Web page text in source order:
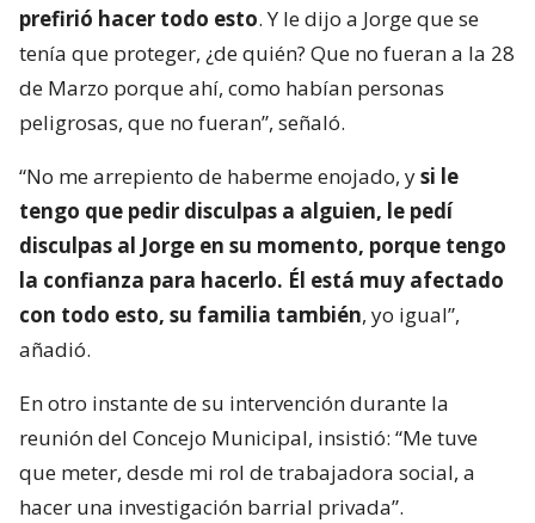
prefirió hacer todo esto. Y le dijo a Jorge que se
tenía que proteger, ¿de quién? Que no fueran a la 28
de Marzo porque ahí, como habían personas
peligrosas, que no fueran”, señaló.
“No me arrepiento de haberme enojado, ysi le
tengo que pedir disculpas a alguien, le pedí
disculpas al Jorge en su momento, porque tengo
la confianza para hacerlo. Él está muy afectado
con todo esto, su familia también, yo igual”,
añadió.
En otro instante de su intervención durante la
reunión del Concejo Municipal, insistió: “Me tuve
que meter, desde mi rol de trabajadora social, a
hacer una investigación barrial privada”.